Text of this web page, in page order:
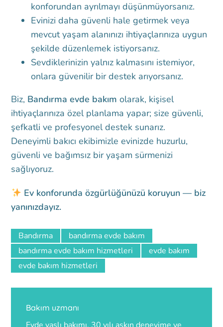
konforundan ayrılmayı düşünmüyorsanız.
Evinizi daha güvenli hale getirmek veya
mevcut yaşam alanınızı ihtiyaçlarınıza uygun
şekilde düzenlemek istiyorsanız.
Sevdiklerinizin yalnız kalmasını istemiyor,
onlara güvenilir bir destek arıyorsanız.
Biz, Bandırma evde bakım olarak, kişisel
ihtiyaçlarınıza özel planlama yapar; size güvenli,
şefkatli ve profesyonel destek sunarız.
Deneyimli bakıcı ekibimizle evinizde huzurlu,
güvenli ve bağımsız bir yaşam sürmenizi
sağlıyoruz.
Ev konforunda özgürlüğünüzü koruyun — biz
yanınızdayız.
Bandırma
bandırma evde bakım
bandırma evde bakım hizmetleri
evde bakım
evde bakım hizmetleri
Bakım uzmanı